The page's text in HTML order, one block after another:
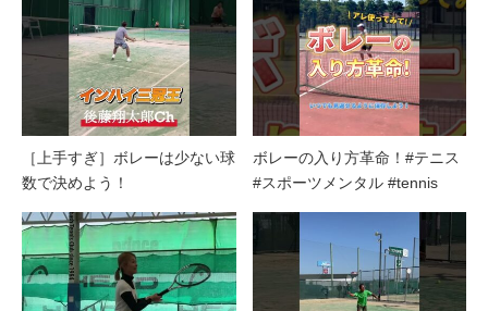
［上手すぎ］ボレーは少ない球
数で決めよう！
ボレーの入り方革命！#テニス
#スポーツメンタル #tennis